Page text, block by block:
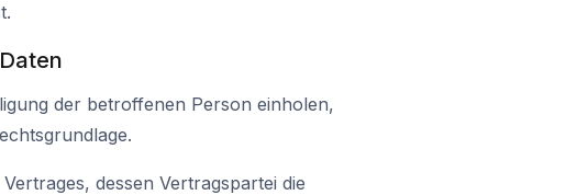
der betroffenen Person einholen,
dessen Vertragspartei die